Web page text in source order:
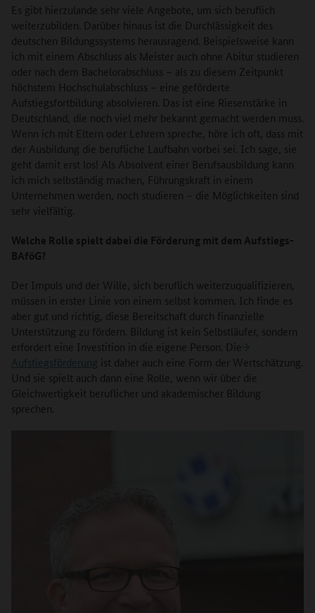
Es gibt hierzulande sehr viele Angebote, um sich beruflich
weiterzubilden. Darüber hinaus ist die Durchlässigkeit des
deutschen Bildungssystems herausragend. Beispielsweise kann
ich mit einem Abschluss als Meister auch ohne Abitur studieren
oder nach dem Bachelorabschluss – als zu diesem Zeitpunkt
höchstem Hochschulabschluss – eine geförderte
Aufstiegsfortbildung absolvieren. Das ist eine Riesenstärke in
Deutschland, die noch viel mehr bekannt gemacht werden muss.
Wenn ich mit Eltern oder Lehrern spreche, höre ich oft, dass mit
der Ausbildung die berufliche Laufbahn vorbei sei. Ich sage, sie
geht damit erst los! Als Absolvent einer Berufsausbildung kann
ich mich selbständig machen, Führungskraft in einem
Unternehmen werden, noch studieren – die Möglichkeiten sind
sehr vielfältig.
Welche Rolle spielt dabei die Förderung mit dem Aufstiegs-
BAföG?
Der Impuls und der Wille, sich beruflich weiterzuqualifizieren,
müssen in erster Linie von einem selbst kommen. Ich finde es
aber gut und richtig, diese Bereitschaft durch finanzielle
Unterstützung zu fördern. Bildung ist kein Selbstläufer, sondern
erfordert eine Investition in die eigene Person. Die
Aufstiegsförderung ist daher auch eine Form der Wertschätzung.
Und sie spielt auch dann eine Rolle, wenn wir über die
Gleichwertigkeit beruflicher und akademischer Bildung
sprechen.